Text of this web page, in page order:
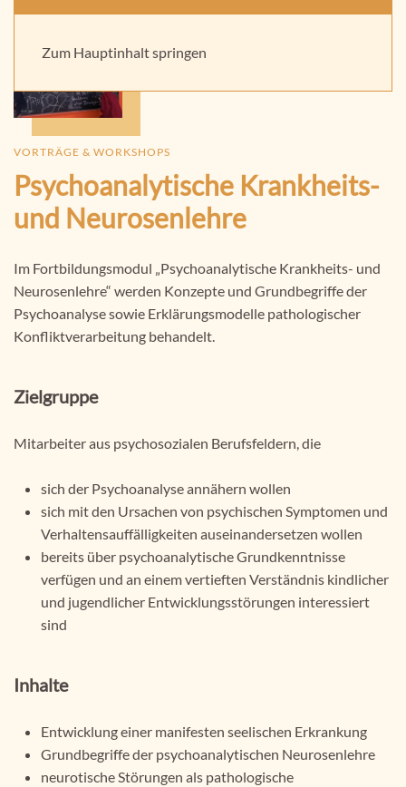
Zum Hauptinhalt springen
Praxis für Kinder und Jugendpsychotherapie -
VORTRÄGE & WORKSHOPS
Psychoanalytische Krankheits-
und Neurosenlehre
Im Fortbildungsmodul „Psychoanalytische Krankheits-­ und
Neurosenlehre“ werden Konzepte und Grundbegriffe der
Psychoanalyse sowie Erklärungsmodelle pathologischer
Konfliktverarbeitung behandelt.
Zielgruppe
Mitarbeiter aus psychosozialen Berufsfeldern, die
sich der Psychoanalyse annähern wollen
sich mit den Ursachen von psychischen Symptomen und
Verhaltensauffälligkeiten auseinandersetzen wollen
bereits über psychoanalytische Grundkenntnisse
verfügen und an einem vertieften Verständnis kindlicher
und jugendlicher Entwicklungsstörungen interessiert
sind
Inhalte
Entwicklung einer manifesten seelischen Erkrankung
Grundbegriffe der psychoanalytischen Neurosenlehre
neurotische Störungen als pathologische